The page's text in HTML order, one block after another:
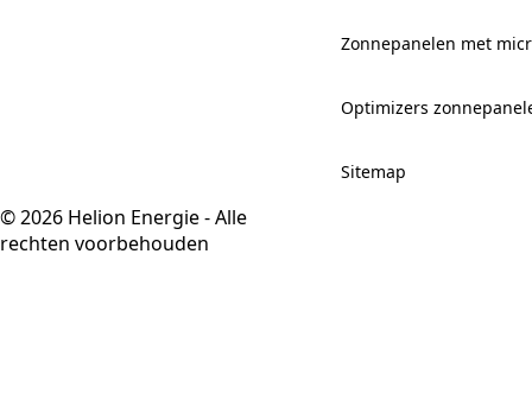
Zonnepanelen met
Optimizers
Sitemap
© 2026 Helion Energie - Alle
rechten voorbehouden